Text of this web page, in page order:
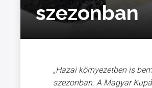
szezonban
„Hazai környezetben is
szezonban. A Magyar